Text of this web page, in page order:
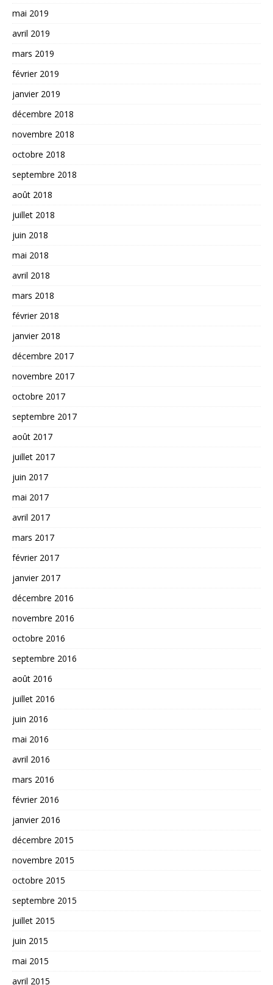
mai 2019
avril 2019
mars 2019
février 2019
janvier 2019
décembre 2018
novembre 2018
octobre 2018
septembre 2018
août 2018
juillet 2018
juin 2018
mai 2018
avril 2018
mars 2018
février 2018
janvier 2018
décembre 2017
novembre 2017
octobre 2017
septembre 2017
août 2017
juillet 2017
juin 2017
mai 2017
avril 2017
mars 2017
février 2017
janvier 2017
décembre 2016
novembre 2016
octobre 2016
septembre 2016
août 2016
juillet 2016
juin 2016
mai 2016
avril 2016
mars 2016
février 2016
janvier 2016
décembre 2015
novembre 2015
octobre 2015
septembre 2015
juillet 2015
juin 2015
mai 2015
avril 2015